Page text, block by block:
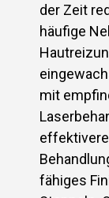
der Zeit
häufige
mit
fähiges